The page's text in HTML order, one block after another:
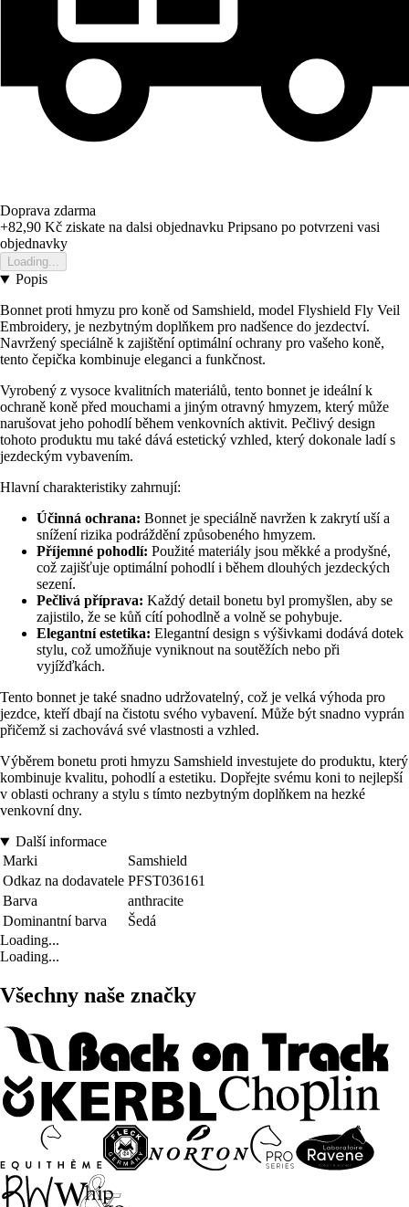
Doprava zdarma
+82,90 Kč ziskate na dalsi objednavku Pripsano po potvrzeni vasi
objednavky
Loading...
Popis
Bonnet proti hmyzu pro koně od Samshield, model Flyshield Fly Veil
Embroidery, je nezbytným doplňkem pro nadšence do jezdectví.
Navržený speciálně k zajištění optimální ochrany pro vašeho koně,
tento čepička kombinuje eleganci a funkčnost.
Vyrobený z vysoce kvalitních materiálů, tento bonnet je ideální k
ochraně koně před mouchami a jiným otravný hmyzem, který může
narušovat jeho pohodlí během venkovních aktivit. Pečlivý design
tohoto produktu mu také dává estetický vzhled, který dokonale ladí s
jezdeckým vybavením.
Hlavní charakteristiky zahrnují:
Účinná ochrana: Bonnet je speciálně navržen k zakrytí uší a
snížení rizika podráždění způsobeného hmyzem.
Příjemné pohodlí: Použité materiály jsou měkké a prodyšné,
což zajišťuje optimální pohodlí i během dlouhých jezdeckých
sezení.
Pečlivá příprava: Každý detail bonetu byl promyšlen, aby se
zajistilo, že se kůň cítí pohodlně a volně se pohybuje.
Elegantní estetika: Elegantní design s výšivkami dodává dotek
stylu, což umožňuje vyniknout na soutěžích nebo při
vyjížďkách.
Tento bonnet je také snadno udržovatelný, což je velká výhoda pro
jezdce, kteří dbají na čistotu svého vybavení. Může být snadno vyprán
přičemž si zachovává své vlastnosti a vzhled.
Výběrem bonetu proti hmyzu Samshield investujete do produktu, který
kombinuje kvalitu, pohodlí a estetiku. Dopřejte svému koni to nejlepší
v oblasti ochrany a stylu s tímto nezbytným doplňkem na hezké
venkovní dny.
Další informace
Marki
Samshield
Odkaz na dodavatele PFST036161
Barva
anthracite
Dominantní barva
Šedá
Loading...
Loading...
Všechny naše značky